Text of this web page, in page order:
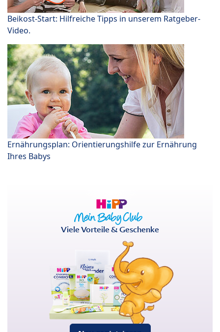
Beikost-Start: Hilfreiche Tipps in unserem Ratgeber-
Video.
Ernährungsplan: Orientierungshilfe zur Ernährung
Ihres Babys
Viele Vorteile & Geschenke